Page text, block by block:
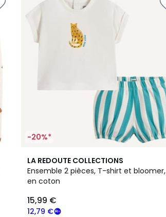
-20%*
LA REDOUTE COLLECTIONS
Ensemble 2 pièces, T-shirt et bloomer,
en coton
12,79 €
15,99 €